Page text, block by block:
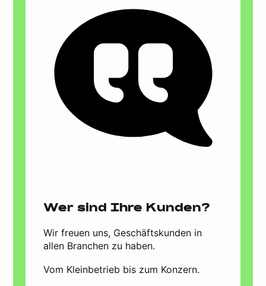
Wer sind Ihre Kunden?
Wir freuen uns, Geschäftskunden in
allen Branchen zu haben.
Vom Kleinbetrieb bis zum Konzern.